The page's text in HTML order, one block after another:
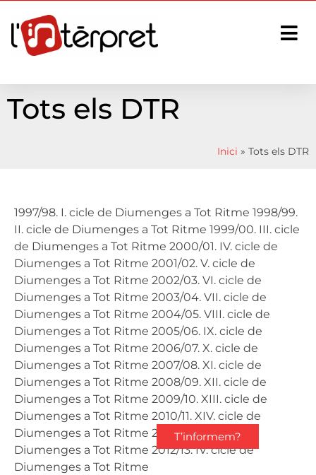
T’informem?
Tots els DTR
Inici » Tots els DTR
1997/98. I. cicle de Diumenges a Tot Ritme 1998/99.
II. cicle de Diumenges a Tot Ritme 1999/00. III. cicle
de Diumenges a Tot Ritme 2000/01. IV. cicle de
Diumenges a Tot Ritme 2001/02. V. cicle de
Diumenges a Tot Ritme 2002/03. VI. cicle de
Diumenges a Tot Ritme 2003/04. VII. cicle de
Diumenges a Tot Ritme 2004/05. VIII. cicle de
Diumenges a Tot Ritme 2005/06. IX. cicle de
Diumenges a Tot Ritme 2006/07. X. cicle de
Diumenges a Tot Ritme 2007/08. XI. cicle de
Diumenges a Tot Ritme 2008/09. XII. cicle de
Diumenges a Tot Ritme 2009/10. XIII. cicle de
Diumenges a Tot Ritme 2010/11. XIV. cicle de
Diumenges a Tot Ritme 2011/12. XV. cicle de
Diumenges a Tot Ritme 2012/13. IV. cicle de
Diumenges a Tot Ritme